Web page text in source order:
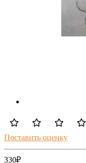
Поставить оценку
330₽